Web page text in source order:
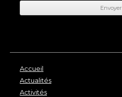
Accueil
Actualités
Activités